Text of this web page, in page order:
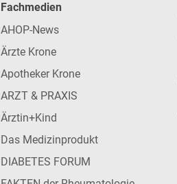
Fachmedien
AHOP-News
Ärzte Krone
Apotheker Krone
ARZT & PRAXIS
Ärztin+Kind
Das Medizinprodukt
DIABETES FORUM